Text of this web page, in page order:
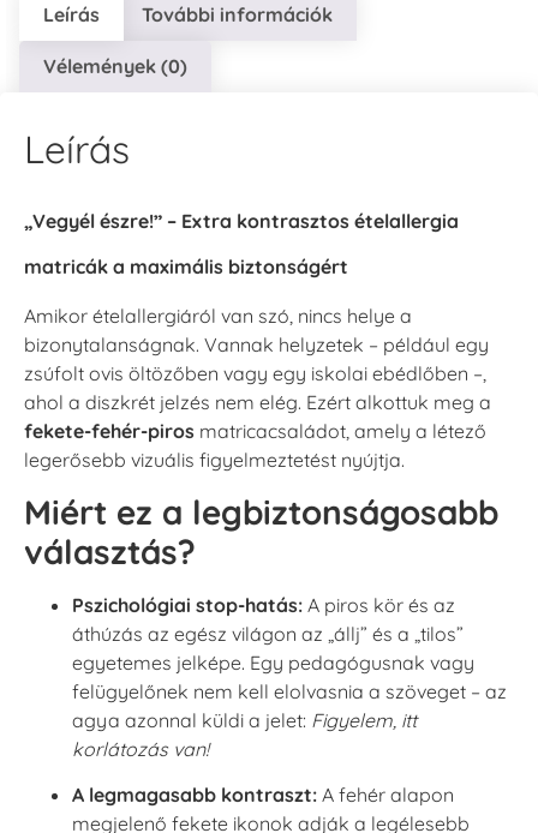
Leírás További információk
Vélemények (0)
Leírás
„Vegyél észre!” – Extra kontrasztos ételallergia
matricák a maximális biztonságért
Amikor ételallergiáról van szó, nincs helye a
bizonytalanságnak. Vannak helyzetek – például egy
zsúfolt ovis öltözőben vagy egy iskolai ebédlőben –,
ahol a diszkrét jelzés nem elég. Ezért alkottuk meg a
fekete-fehér-piros matricacsaládot, amely a létező
legerősebb vizuális figyelmeztetést nyújtja.
Miért ez a legbiztonságosabb
választás?
Pszichológiai stop-hatás: A piros kör és az
áthúzás az egész világon az „állj” és a „tilos”
egyetemes jelképe. Egy pedagógusnak vagy
felügyelőnek nem kell elolvasnia a szöveget – az
agya azonnal küldi a jelet: Figyelem, itt
korlátozás van!
A legmagasabb kontraszt: A fehér alapon
megjelenő fekete ikonok adják a legélesebb